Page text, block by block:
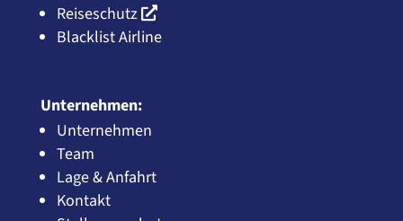
Reiseschutz
Blacklist Airline
Unternehmen:
Unternehmen
Team
Lage & Anfahrt
Kontakt